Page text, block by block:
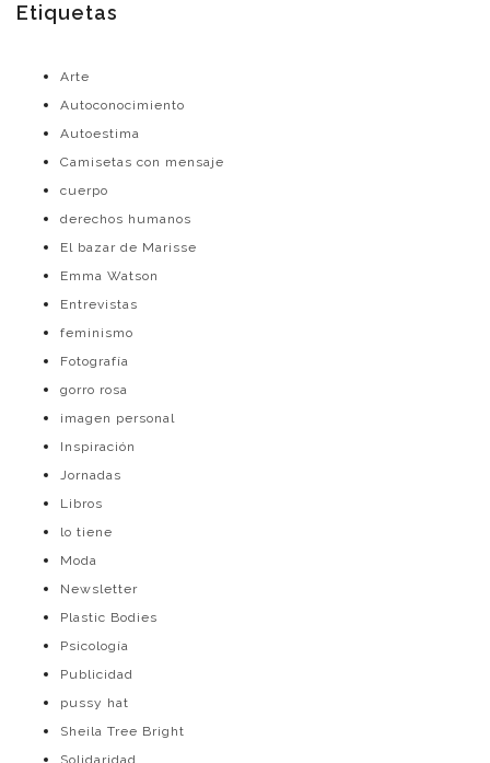
Etiquetas
Arte
Autoconocimiento
Autoestima
Camisetas con mensaje
cuerpo
derechos humanos
El bazar de Marisse
Emma Watson
Entrevistas
feminismo
Fotografía
gorro rosa
imagen personal
Inspiración
Jornadas
Libros
lo tiene
Moda
Newsletter
Plastic Bodies
Psicología
Publicidad
pussy hat
Sheila Tree Bright